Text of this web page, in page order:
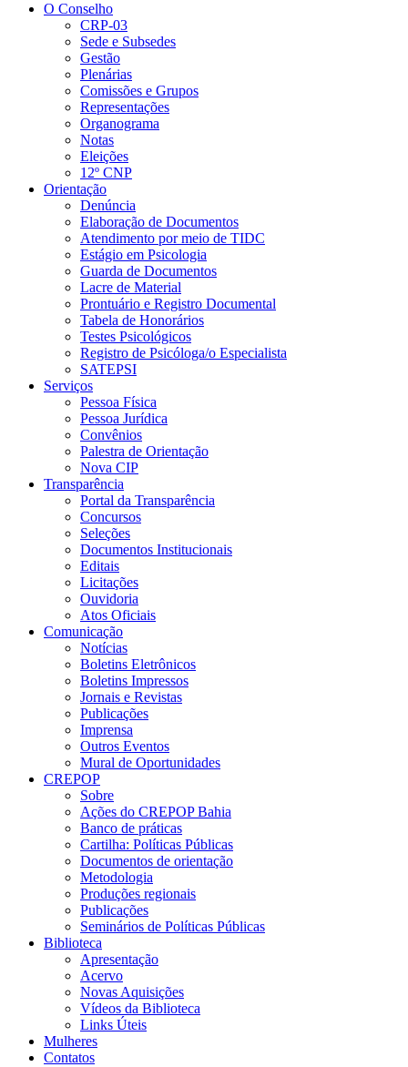
O Conselho
CRP-03
Sede e Subsedes
Gestão
Plenárias
Comissões e Grupos
Representações
Organograma
Notas
Eleições
12º CNP
Orientação
Denúncia
Elaboração de Documentos
Atendimento por meio de TIDC
Estágio em Psicologia
Guarda de Documentos
Lacre de Material
Prontuário e Registro Documental
Tabela de Honorários
Testes Psicológicos
Registro de Psicóloga/o Especialista
SATEPSI
Serviços
Pessoa Física
Pessoa Jurídica
Convênios
Palestra de Orientação
Nova CIP
Transparência
Portal da Transparência
Concursos
Seleções
Documentos Institucionais
Editais
Licitações
Ouvidoria
Atos Oficiais
Comunicação
Notícias
Boletins Eletrônicos
Boletins Impressos
Jornais e Revistas
Publicações
Imprensa
Outros Eventos
Mural de Oportunidades
CREPOP
Sobre
Ações do CREPOP Bahia
Banco de práticas
Cartilha: Políticas Públicas
Documentos de orientação
Metodologia
Produções regionais
Publicações
Seminários de Políticas Públicas
Biblioteca
Apresentação
Acervo
Novas Aquisições
Vídeos da Biblioteca
Links Úteis
Mulheres
Contatos